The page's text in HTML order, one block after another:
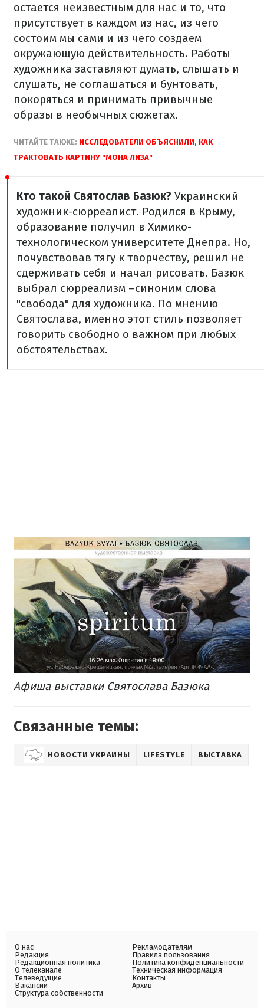
остается неизвестным для нас и то, что
присутствует в каждом из нас, из чего
состоим мы сами и из чего создаем
окружающую действительность. Работы
художника заставляют думать, слышать и
слушать, не соглашаться и бунтовать,
покоряться и принимать привычные
образы в необычных сюжетах.
ЧИТАЙТЕ ТАКЖЕ: ИССЛЕДОВАТЕЛИ ОБЪЯСНИЛИ, КАК
ТРАКТОВАТЬ КАРТИНУ "МОНА ЛИЗА"
Кто такой Святослав Базюк? Украинский
художник-сюрреалист. Родился в Крыму,
образование получил в Химико-
технологическом университете Днепра. Но,
почувствовав тягу к творчеству, решил не
сдерживать себя и начал рисовать. Базюк
выбрал сюрреализм –синоним слова
"свобода" для художника. По мнению
Святослава, именно этот стиль позволяет
говорить свободно о важном при любых
обстоятельствах.
Афиша выставки Святослава Базюка
Связанные темы:
НОВОСТИ УКРАИНЫ LIFESTYLE ВЫСТАВКА
О нас
Редакция
Редакционная политика
О телеканале
Телеведущие
Вакансии
Структура собственности
Рекламодателям
Правила пользования
Политика конфиденциальности
Техническая информация
Контакты
Архив